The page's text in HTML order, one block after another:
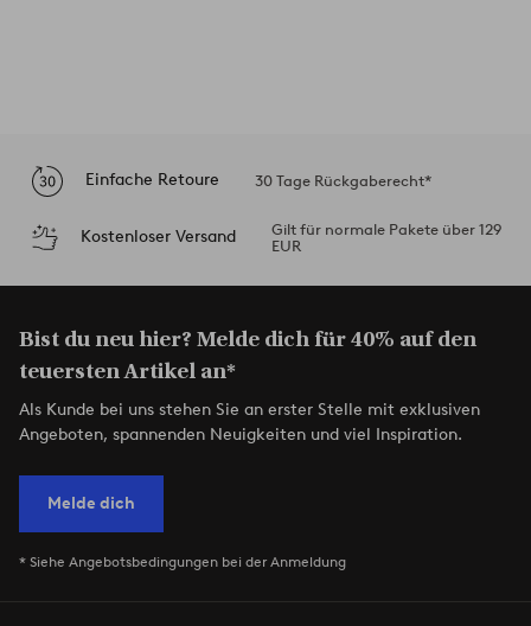
Einfache Retoure 30 Tage Rückgaberecht*
Kostenloser Versand
Gilt für normale Pakete über 129
EUR
Bist du neu hier? Melde dich für 40% auf den
teuersten Artikel an*
Als Kunde bei uns stehen Sie an erster Stelle mit exklusiven
Angeboten, spannenden Neuigkeiten und viel Inspiration.
Melde dich
* Siehe Angebotsbedingungen bei der Anmeldung